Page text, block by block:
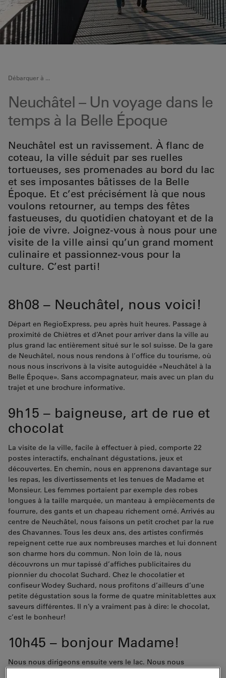
Débarquer à ...
Neuchâtel – Un voyage dans le
temps à la Belle Époque
Neuchâtel est un ravissement. À flanc de
coteau, la ville séduit par ses ruelles
tortueuses, ses promenades au bord du lac
et ses imposantes bâtisses de la Belle
Époque. Et c’est précisément là que nous
voulons retourner, au temps des fêtes
fastueuses, du quotidien chatoyant et de la
joie de vivre. Joignez-vous à nous pour une
visite de la ville ainsi qu’un grand moment
culinaire et passionnez-vous pour la
culture. C’est parti!
8h08 – Neuchâtel, nous voici!
Départ en RegioExpress, peu après huit heures. Passage à
proximité de Chiètres et d’Anet pour arriver dans la ville au
plus grand lac entièrement situé sur le sol suisse. De la gare
de Neuchâtel, nous nous rendons à l’office du tourisme, où
nous nous inscrivons à la visite autoguidée «Neuchâtel à la
Belle Époque». Sans accompagnateur, mais avec un plan du
trajet et une brochure informative.
9h15 – baigneuse, art de rue et
chocolat
La visite de la ville, facile à effectuer à pied, comporte 22
postes interactifs, enchaînant dégustations, jeux et
découvertes. En chemin, nous en apprenons davantage sur
les repas, les divertissements et les tenues de Madame et
Monsieur. Les femmes portaient par exemple des robes
longues à la taille marquée, un manteau à empiècements de
fourrure, des gants et un chapeau richement orné. Arrivés au
centre de Neuchâtel, nous faisons un petit crochet par la rue
des Chavannes. Tous les deux ans, des artistes confirmés
repeignent cette rue aux nombreuses marches et lui donnent
son charme hors du commun. Non loin de là, nous
découvrons un mur tapissé d’affiches publicitaires du
pionnier du chocolat Suchard. Chez le chocolatier et
confiseur Wodey Suchard, nous profitons d’ailleurs d’une
petite dégustation sous la forme de quatre minitablettes aux
saveurs différentes. Il n’y a vraiment pas à dire: le chocolat,
c’est le bonheur!
10h45 – bonjour Madame!
Nous nous dirigeons ensuite vers le lac. Nous nous